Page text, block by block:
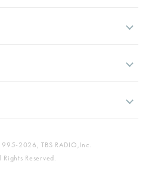
2026, TBS RADIO,Inc.
Rights Reserved.